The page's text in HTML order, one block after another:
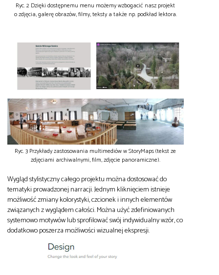
Ryc. 2 Dzięki dostępnemu menu możemy wzbogacić nasz projekt
o zdjęcia, galerę obrazów, filmy, teksty a także np. podkład lektora.
Ryc. 3 Przykłady zastosowania multimediów w StoryMaps (tekst ze
zdjęciami archiwalnymi, film, zdjęcie panoramiczne).
Wygląd stylistyczny całego projektu można dostosować do
tematyki prowadzonej narracji. Jednym kliknięciem istnieje
możliwość zmiany kolorystyki, czcionek i innych elementów
związanych z wyglądem całości. Można użyć zdefiniowanych
systemowo motywów lub sprofilować swój indywidualny wzór, co
dodatkowo poszerza możliwości wizualnej ekspresji.